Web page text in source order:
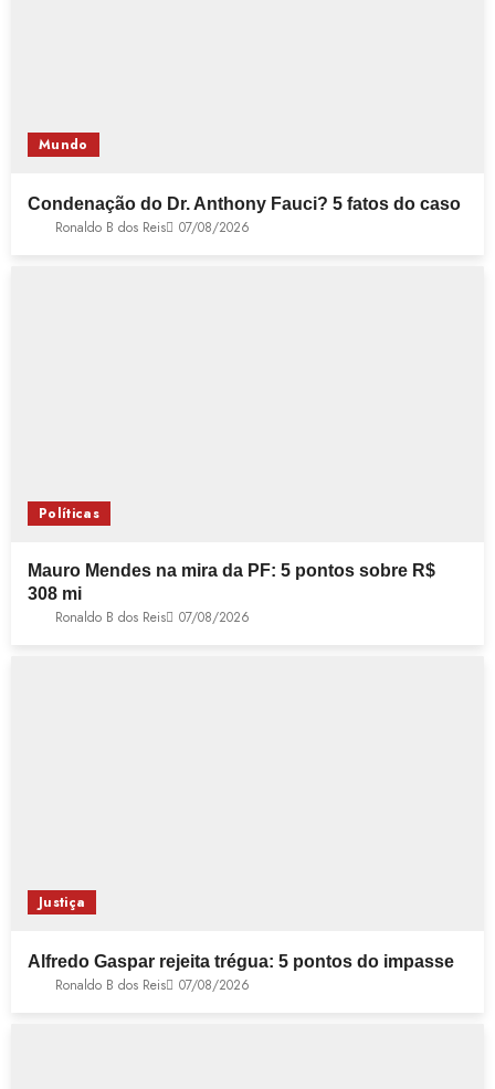
Mundo
Condenação do Dr. Anthony Fauci? 5 fatos do caso
Ronaldo B dos Reis 07/08/2026
Políticas
Mauro Mendes na mira da PF: 5 pontos sobre R$
308 mi
Ronaldo B dos Reis 07/08/2026
Justiça
Alfredo Gaspar rejeita trégua: 5 pontos do impasse
Ronaldo B dos Reis 07/08/2026